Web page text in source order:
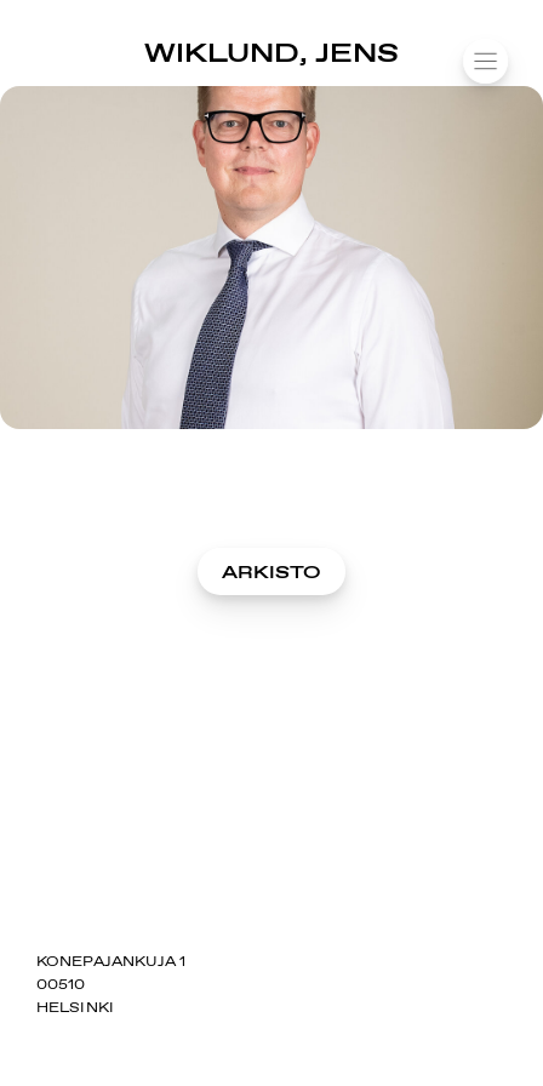
sisältöön
WIKLUND, JENS
ARKISTO
SUOMIAREENA
KONEPAJANKUJA 1
00510
HELSINKI